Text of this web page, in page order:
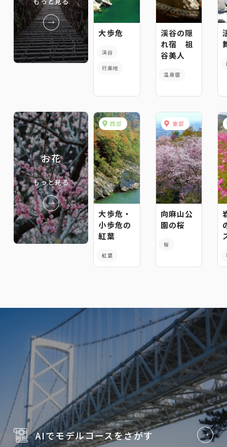
大歩危
渓谷
行楽地
渓谷の隠
れ宿 祖
谷美人
温泉宿
お花
もっと見る
西部
大歩危・
小歩危の
紅葉
紅葉
東部
向麻山公
園の桜
桜
AIでモデルコースをさがす